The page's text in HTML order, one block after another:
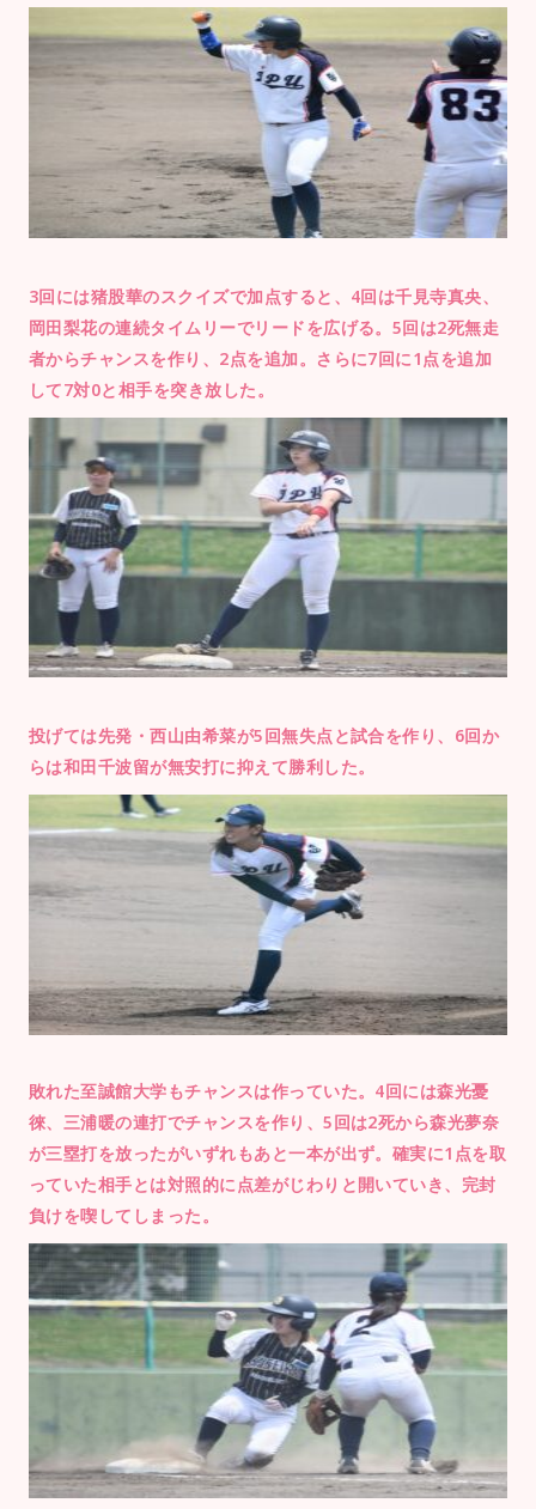
3回には猪股華のスクイズで加点すると、4回は千見寺真央、
岡田梨花の連続タイムリーでリードを広げる。5回は2死無走
者からチャンスを作り、2点を追加。さらに7回に1点を追加
して7対0と相手を突き放した。
投げては先発・西山由希菜が5回無失点と試合を作り、6回か
らは和田千波留が無安打に抑えて勝利した。
敗れた至誠館大学もチャンスは作っていた。4回には森光憂
徠、三浦暖の連打でチャンスを作り、5回は2死から森光夢奈
が三塁打を放ったがいずれもあと一本が出ず。確実に1点を取
っていた相手とは対照的に点差がじわりと開いていき、完封
負けを喫してしまった。